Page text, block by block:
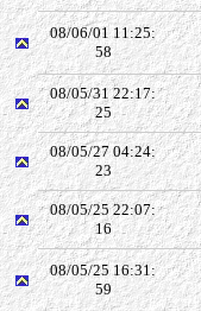
08/06/01 11:25:
58
08/05/31 22:17:
25
08/05/27 04:24:
23
08/05/25 22:07:
16
08/05/25 16:31:
59